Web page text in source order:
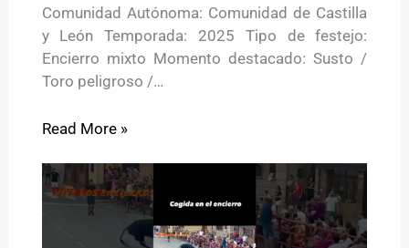
Comunidad Autónoma: Comunidad de Castilla
y León Temporada: 2025 Tipo de festejo:
Encierro mixto Momento destacado: Susto /
Toro peligroso /…
Read More »